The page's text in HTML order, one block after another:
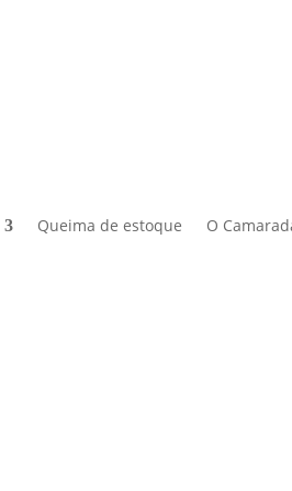
Queima de estoque O